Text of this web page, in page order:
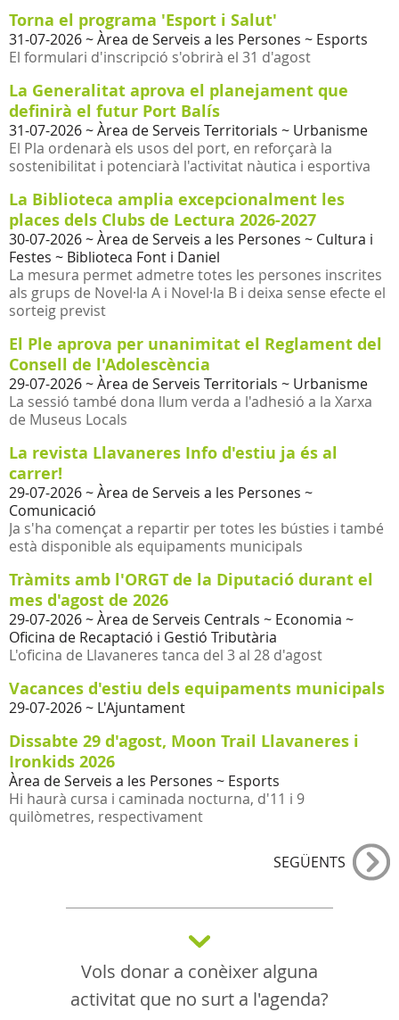
Torna el programa 'Esport i Salut'
31-07-2026~ Àrea de Serveis a les Persones ~ Esports
El formulari d'inscripció s'obrirà el 31 d'agost
La Generalitat aprova el planejament que
definirà el futur Port Balís
31-07-2026~ Àrea de Serveis Territorials ~ Urbanisme
El Pla ordenarà els usos del port, en reforçarà la
sostenibilitat i potenciarà l'activitat nàutica i esportiva
La Biblioteca amplia excepcionalment les
places dels Clubs de Lectura 2026-2027
30-07-2026~ Àrea de Serveis a les Persones ~ Cultura i
Festes ~ Biblioteca Font i Daniel
La mesura permet admetre totes les persones inscrites
als grups de Novel·la A i Novel·la B i deixa sense efecte el
sorteig previst
El Ple aprova per unanimitat el Reglament del
Consell de l'Adolescència
29-07-2026~ Àrea de Serveis Territorials ~ Urbanisme
La sessió també dona llum verda a l'adhesió a la Xarxa
de Museus Locals
La revista Llavaneres Info d'estiu ja és al
carrer!
29-07-2026~ Àrea de Serveis a les Persones ~
Comunicació
Ja s'ha començat a repartir per totes les bústies i també
està disponible als equipaments municipals
Tràmits amb l'ORGT de la Diputació durant el
mes d'agost de 2026
29-07-2026~ Àrea de Serveis Centrals ~ Economia ~
Oficina de Recaptació i Gestió Tributària
L'oficina de Llavaneres tanca del 3 al 28 d'agost
Vacances d'estiu dels equipaments municipals
29-07-2026~ L'Ajuntament
Dissabte 29 d'agost, Moon Trail Llavaneres i
Ironkids 2026
Àrea de Serveis a les Persones ~ Esports
Hi haurà cursa i caminada nocturna, d'11 i 9
quilòmetres, respectivament
SEGÜENTS
Vols donar a conèixer alguna
activitat que no surt a l'agenda?